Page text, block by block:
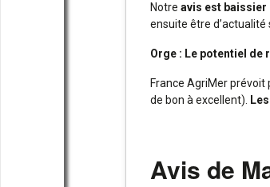
Notre avis est baissier
ensuite être
Orge : Le potentiel de
France AgriMer prévoit
de bon à excellent).
Avis de